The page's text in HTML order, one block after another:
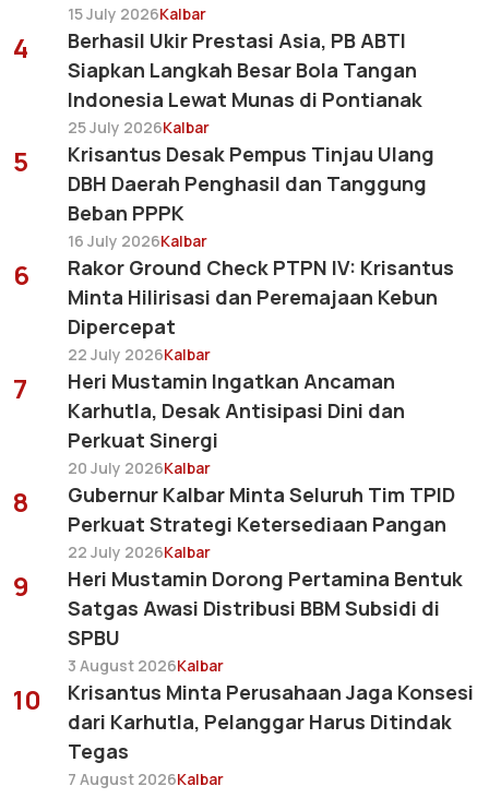
15 July 2026Kalbar
4
Berhasil Ukir Prestasi Asia, PB ABTI
Siapkan Langkah Besar Bola Tangan
Indonesia Lewat Munas di Pontianak
25 July 2026Kalbar
5
Krisantus Desak Pempus Tinjau Ulang
DBH Daerah Penghasil dan Tanggung
Beban PPPK
16 July 2026Kalbar
6
Rakor Ground Check PTPN IV: Krisantus
Minta Hilirisasi dan Peremajaan Kebun
Dipercepat
22 July 2026Kalbar
7
Heri Mustamin Ingatkan Ancaman
Karhutla, Desak Antisipasi Dini dan
Perkuat Sinergi
20 July 2026Kalbar
8
Gubernur Kalbar Minta Seluruh Tim TPID
Perkuat Strategi Ketersediaan Pangan
22 July 2026Kalbar
9
Heri Mustamin Dorong Pertamina Bentuk
Satgas Awasi Distribusi BBM Subsidi di
SPBU
3 August 2026Kalbar
10
Krisantus Minta Perusahaan Jaga Konsesi
dari Karhutla, Pelanggar Harus Ditindak
Tegas
7 August 2026Kalbar